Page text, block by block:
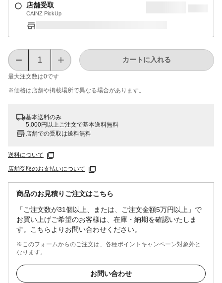
店舗受取
CAINZ PickUp
最大注文数は0です
カートに入れる
※価格は​店舗や​掲載場所で​異なる​場合が​あります。
基本送料のみ
5,000円以上ご注文で基本送料無料
店舗での受取は送料無料
送料について
店舗受取のお支払いについて
商品のお見積りご注文はこちら
「ご注文数が31個以上、または、ご注文金額5万円以上」で
お買い上げご希望のお客様は、在庫・納期を確認いたしま
す。こちらよりお問い合わせください。
※このフォームからのご注文は、各種ポイントキャンペーン対象外と
なります。
お問い合わせ